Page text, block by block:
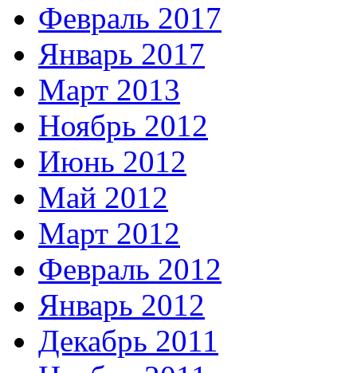
Февраль 2017
Январь 2017
Март 2013
Ноябрь 2012
Июнь 2012
Май 2012
Март 2012
Февраль 2012
Январь 2012
Декабрь 2011